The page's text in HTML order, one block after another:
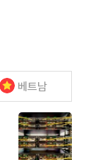
베트남